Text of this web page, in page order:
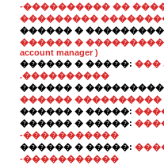
-���������� ��
���������
������ �
������ � ���������
account manager )
������ � �����: ���
.����������
������ �
������
������ � �����:
������ � �����:
-�����������
������ � �����:
-�����������